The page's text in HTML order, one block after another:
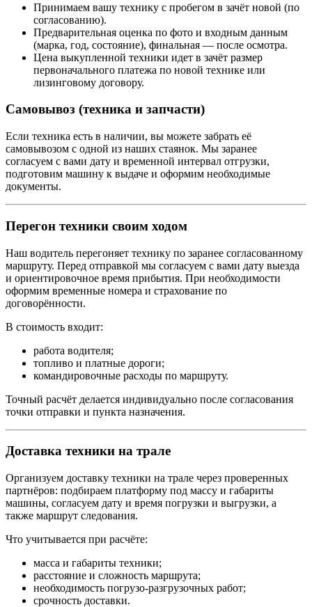
Принимаем вашу технику с пробегом в зачёт новой (по
согласованию).
Предварительная оценка по фото и входным данным
(марка, год, состояние), финальная — после осмотра.
Цена выкупленной техники идет в зачёт размер
первоначального платежа по новой технике или
лизинговому договору.
Самовывоз (техника и запчасти)
Если техника есть в наличии, вы можете забрать её
самовывозом с одной из наших стаянок. Мы заранее
согласуем с вами дату и временной интервал отгрузки,
подготовим машину к выдаче и оформим необходимые
документы.
Перегон техники своим ходом
Наш водитель перегоняет технику по заранее согласованному
маршруту. Перед отправкой мы согласуем с вами дату выезда
и ориентировочное время прибытия. При необходимости
оформим временные номера и страхование по
договорённости.
В стоимость входит:
работа водителя;
топливо и платные дороги;
командировочные расходы по маршруту.
Точный расчёт делается индивидуально после согласования
точки отправки и пункта назначения.
Доставка техники на трале
Организуем доставку техники на трале через проверенных
партнёров: подбираем платформу под массу и габариты
машины, согласуем дату и время погрузки и выгрузки, а
также маршрут следования.
Что учитывается при расчёте:
масса и габариты техники;
расстояние и сложность маршрута;
необходимость погрузо-разгрузочных работ;
срочность доставки.